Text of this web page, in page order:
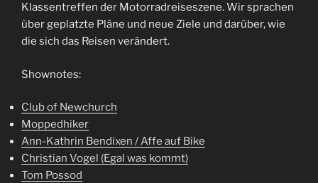
Klassentreffen der Motorradreiseszene. Wir sprachen
über geplatzte Pläne und neue Ziele und darüber, wie
die sich das Reisen verändert.
Shownotes:
Club of Newchurch
Moppedhiker
Ann-Kathrin Bendixen / Affe auf Bike
Christian Vogel (Egal was kommt)
Tom Possod